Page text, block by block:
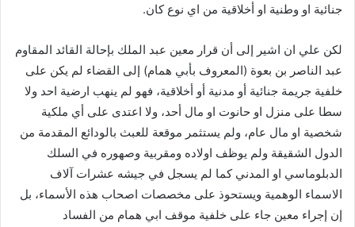
جنائية او وطنية او أخلاقية من اي نوع كان.
لكن علي ان اشير إلى أن قرار معين عبد الملك بإحالة القائد المقاوم
عبد الناصر بن بعوة (المعروف بأبي همام) إلى القضاء لم يكن على
خلفية جريمة جنائية أو مدنية أو أخلاقية، فهو لم ينهب ارضية احد ولا
سطا على منزل او حانوت او مال أحد، ولا اعتدى على أي ملكية
شخصية او مال عام، ولم يستثمر موقعة للعبث بالودائع المقدمة من
الدول الشقيقة ولم يوظف اولاده ومقربية وصهوره في السلك
الدبلوماسي او المدني كما لم يسجل في جيشه عشرات آلاف
الاسماء الوهمية ويستحوذ على مخصصات اصحاب هذه الأسماء، بل
إن إجراء معين جاء على خلفية موقف ابي همام من الفساد